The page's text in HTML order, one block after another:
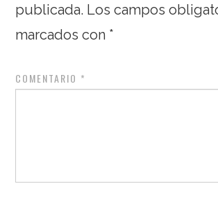
publicada. Los campos
marcados con *
COMENTARIO *